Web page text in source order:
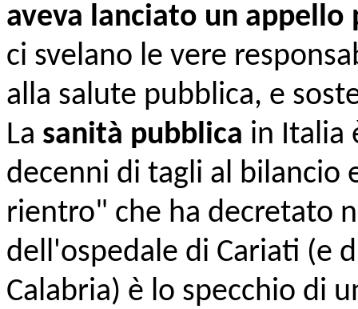
aveva lanciato un appello
ci svelano le vere
alla salute pubblica, e
La sanità pubblica in Italia
decenni di tagli al bilancio
rientro" che ha decretato
dell'ospedale di Cariati (e
Calabria) è lo specchio di